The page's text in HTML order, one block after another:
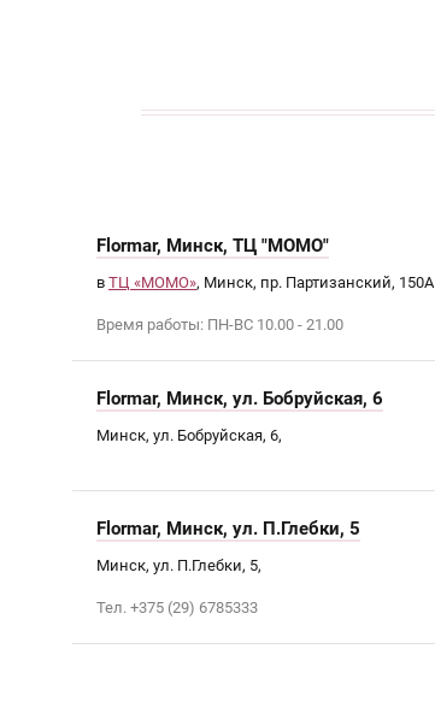
Flormar, Минск, ТЦ "МОМО"
в ТЦ «МОМО», Минск, пр. Партизанский, 150А
Время работы: ПН-ВС 10.00 - 21.00
Flormar, Минск, ул. Бобруйская, 6
Минск, ул. Бобруйская, 6,
Flormar, Минск, ул. П.Глебки, 5
Минск, ул. П.Глебки, 5,
Тел. +375 (29) 6785333